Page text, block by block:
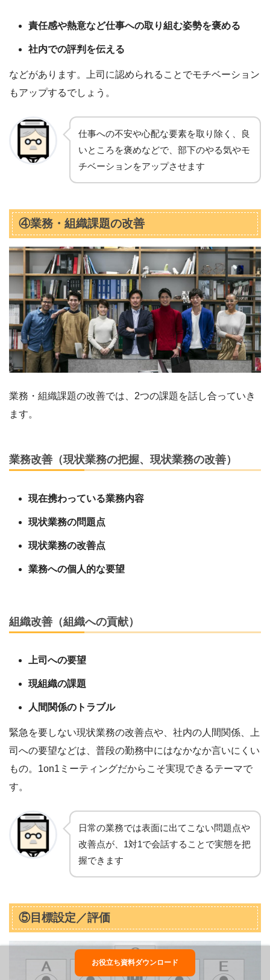
責任感や熱意など仕事への取り組む姿勢を褒める
社内での評判を伝える
などがあります。上司に認められることでモチベーション
もアップするでしょう。
仕事への不安や心配な要素を取り除く、良
いところを褒めなどで、部下のやる気やモ
チベーションをアップさせます
④業務・組織課題の改善
業務・組織課題の改善では、2つの課題を話し合っていき
ます。
業務改善（現状業務の把握、現状業務の改善）
現在携わっている業務内容
現状業務の問題点
現状業務の改善点
業務への個人的な要望
組織改善（組織への貢献）
上司への要望
現組織の課題
人間関係のトラブル
緊急を要しない現状業務の改善点や、社内の人間関係、上
司への要望などは、普段の勤務中にはなかなか言いにくい
もの。1on1ミーティングだからこそ実現できるテーマで
す。
日常の業務では表面に出てこない問題点や
改善点が、1対1で会話することで実態を把
握できます
⑤目標設定／評価
お役立ち資料ダウンロード